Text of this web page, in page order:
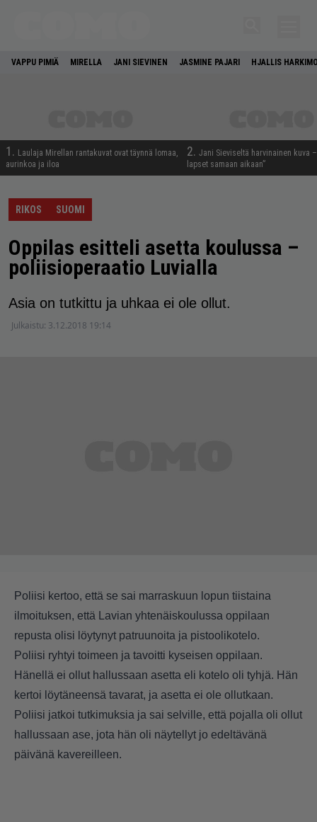
VAPPU PIMIÄ MIRELLA JANI SIEVINEN JASMINE PAJARI HJALLIS
1. Laulaja Mirellan rantakuvat ovat täynnä lomaa,
aurinkoa ja iloa
2. Jani Sieviseltä harvinainen kuva
lapset samaan aikaan”
RIKOS SUOMI
Oppilas esitteli asetta koulussa –
poliisioperaatio Luvialla
Asia on tutkittu ja uhkaa ei ole ollut.
Julkaistu: 3.12.2018 19:14
Poliisi kertoo, että se sai marraskuun lopun tiistaina
ilmoituksen, että Lavian yhtenäiskoulussa oppilaan
repusta olisi löytynyt patruunoita ja pistoolikotelo.
Poliisi ryhtyi toimeen ja tavoitti kyseisen oppilaan.
Hänellä ei ollut hallussaan asetta eli kotelo oli tyhjä. Hän
kertoi löytäneensä tavarat, ja asetta ei ole ollutkaan.
Poliisi jatkoi tutkimuksia ja sai selville, että pojalla oli ollut
hallussaan ase, jota hän oli näytellyt jo edeltävänä
päivänä kavereilleen.